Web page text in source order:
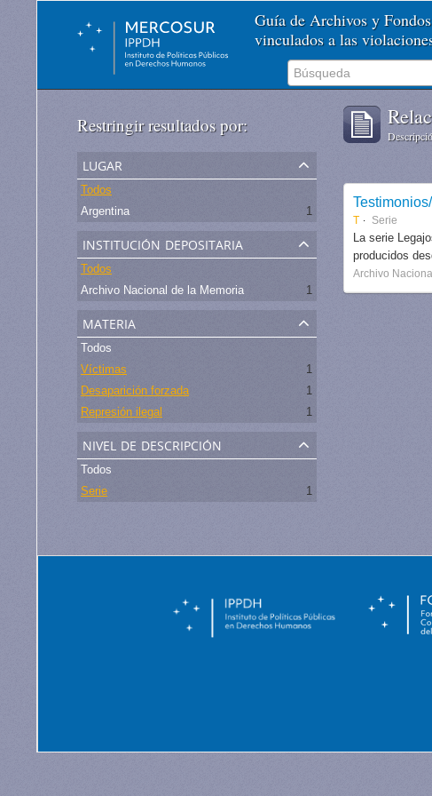
Guía de Archivos y
vinculados a las
Restringir resultados por:
lugar
Todos
Argentina
1
institución depositaria
Todos
Archivo Nacional de la Memoria
1
materia
Todos
Víctimas
1
Desaparición forzada
1
Represión ilegal
1
nivel de descripción
Todos
Serie
1
T Serie
La serie
producidos
Archivo